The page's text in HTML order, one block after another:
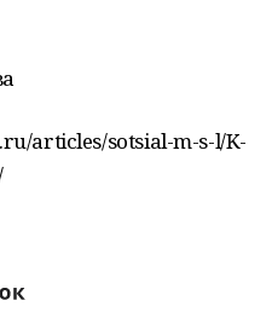
articles/sotsial-m-s-l/K-